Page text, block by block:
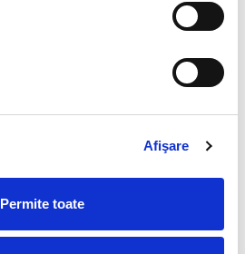
Afişare
Permite toate